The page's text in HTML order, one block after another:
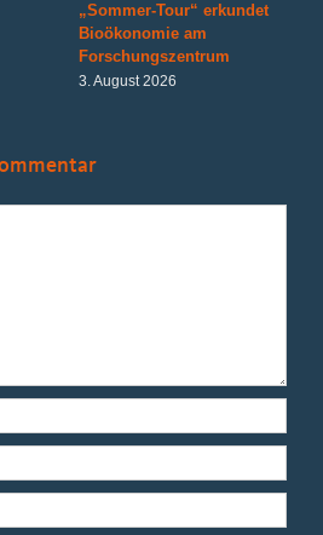
„Sommer-Tour“ erkundet
Bioökonomie am
Forschungszentrum
3. August 2026